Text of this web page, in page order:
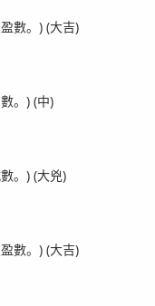
數。) (大吉)
。) (中)
。) (大兇)
數。) (大吉)